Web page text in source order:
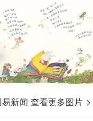
易新闻 查看更多图片